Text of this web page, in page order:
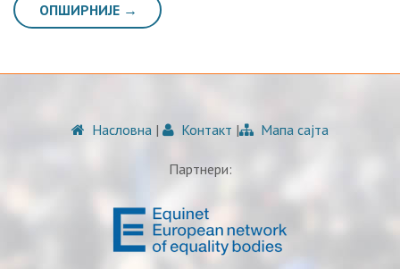
ОПШИРНИЈЕ →
Насловна | Контакт | Мапа сајта
Партнери: